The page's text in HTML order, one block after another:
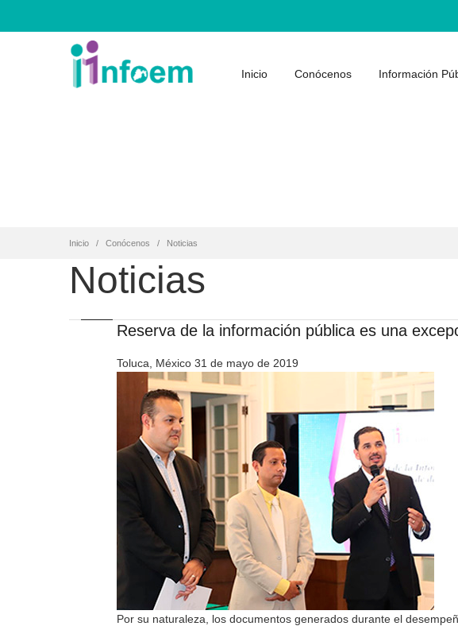
Inicio Conócenos Información
Inicio Conócenos Noticias
Noticias
Reserva de la información pública es una
Toluca, México 31 de mayo de 2019
Por su naturaleza, los documentos generados durante el